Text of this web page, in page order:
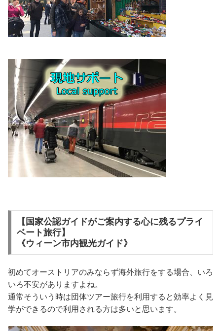
【国家公認ガイドがご案内する心に残るプライ
ベート旅行】
《ウィーン市内観光ガイド》
初めてオーストリアのみならず海外旅行をする場合、いろ
いろ不安がありますよね。
通常そういう時は団体ツアー旅行を利用すると効率よく見
学ができるので利用される方は多いと思います。